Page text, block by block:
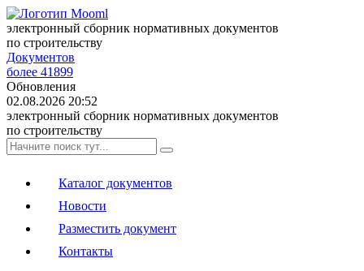
электронный сборник нормативных документов
по строительству
Документов
более 41899
Обновления
02.08.2026 20:52
электронный сборник нормативных документов
по строительству
Каталог документов
Новости
Разместить документ
Контакты